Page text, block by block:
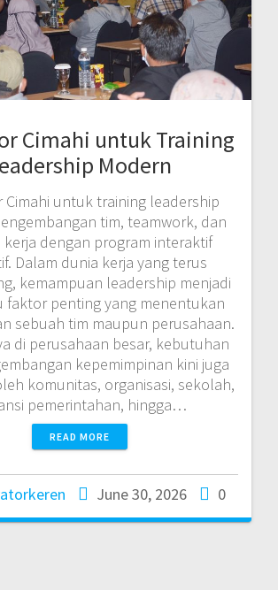
Cimahi untuk Training
Modern
Cimahi untuk training leadership
tim, teamwork, dan
kerja dengan program interaktif
Dalam dunia kerja yang terus
kemampuan leadership menjadi
faktor penting yang menentukan
sebuah tim maupun perusahaan.
di perusahaan besar, kebutuhan
kepemimpinan kini juga
komunitas, organisasi, sekolah,
pemerintahan, hingga…
READ MORE
June 30, 2026 0